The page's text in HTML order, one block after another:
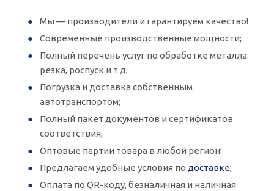
Мы — производители и гарантируем качество!
Современные производственные мощности;
Полный перечень услуг по обработке металла:
резка, роспуск и т.д;
Погрузка и доставка собственным
автотранспортом;
Полный пакет документов и сертификатов
соответствия;
Оптовые партии товара в любой регион!
Предлагаем удобные условия по доставке;
Оплата по QR-коду, безналичная и наличная